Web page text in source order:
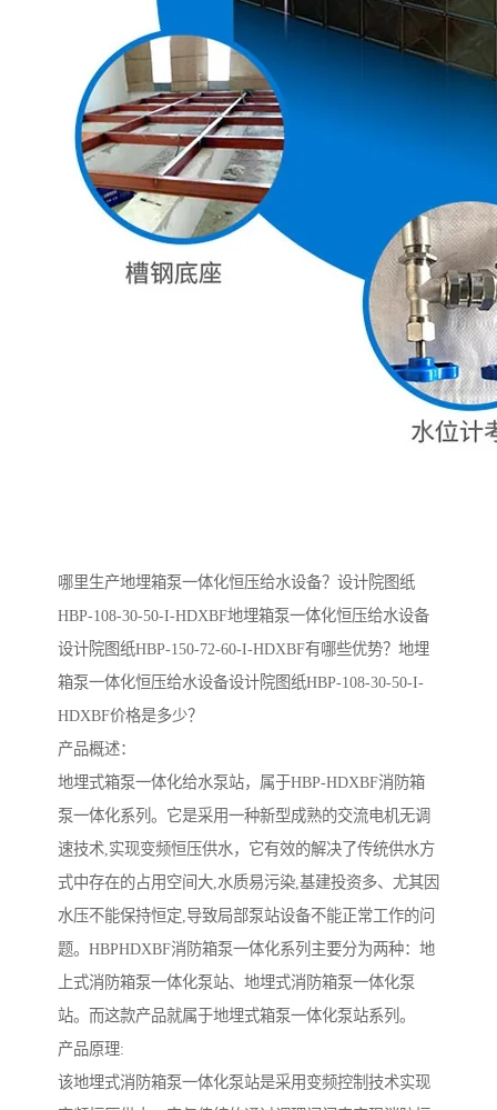
哪里生产地埋箱泵一体化恒压给水设备？设计院图纸
HBP-108-30-50-I-HDXBF地埋箱泵一体化恒压给水设备
设计院图纸HBP-150-72-60-I-HDXBF有哪些优势？地埋
箱泵一体化恒压给水设备设计院图纸HBP-108-30-50-I-
HDXBF价格是多少？
产品概述：
地埋式箱泵一体化给水泵站，属于HBP-HDXBF消防箱
泵一体化系列。它是采用一种新型成熟的交流电机无调
速技术,实现变频恒压供水，它有效的解决了传统供水方
式中存在的占用空间大,水质易污染,基建投资多、尤其因
水压不能保持恒定,导致局部泵站设备不能正常工作的问
题。HBPHDXBF消防箱泵一体化系列主要分为两种：地
上式消防箱泵一体化泵站、地埋式消防箱泵一体化泵
站。而这款产品就属于地埋式箱泵一体化泵站系列。
产品原理:
该地埋式消防箱泵一体化泵站是采用变频控制技术实现